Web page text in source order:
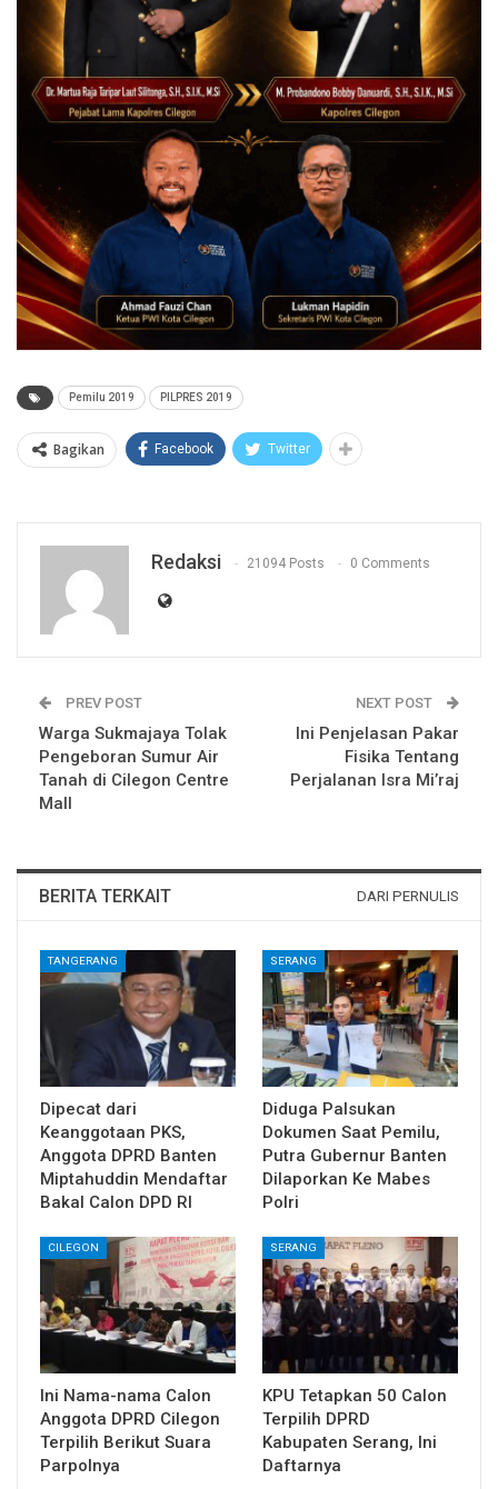
Pemilu 2019 PILPRES 2019
Bagikan Facebook Twitter
Redaksi 21094 Posts 0 Comments
PREV POST
Warga Sukmajaya Tolak
Pengeboran Sumur Air
Tanah di Cilegon Centre
Mall
NEXT POST
Ini Penjelasan Pakar
Fisika Tentang
Perjalanan Isra Mi’raj
BERITA TERKAIT DARI PERNULIS
TANGERANG
Dipecat dari
Keanggotaan PKS,
Anggota DPRD Banten
Miptahuddin Mendaftar
Bakal Calon DPD RI
SERANG
Diduga Palsukan
Dokumen Saat Pemilu,
Putra Gubernur Banten
Dilaporkan Ke Mabes
Polri
CILEGON
Ini Nama-nama Calon
Anggota DPRD Cilegon
Terpilih Berikut Suara
Parpolnya
SERANG
KPU Tetapkan 50 Calon
Terpilih DPRD
Kabupaten Serang, Ini
Daftarnya